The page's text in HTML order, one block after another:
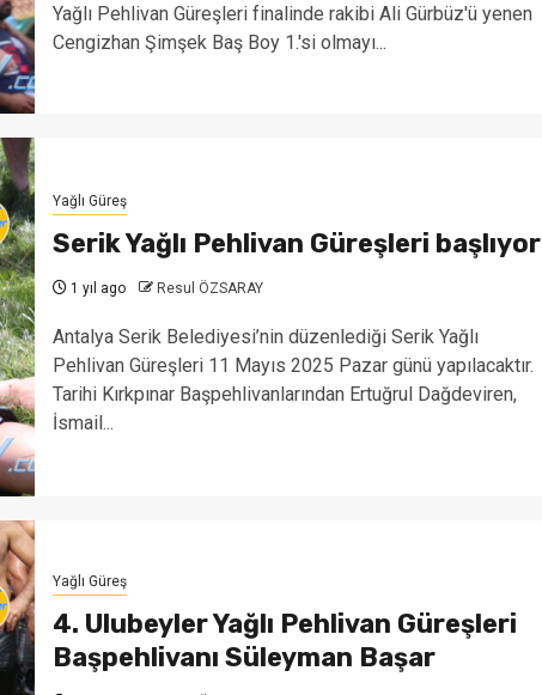
Yağlı Pehlivan Güreşleri finalinde rakibi Ali Gürbüz'ü yenen
Cengizhan Şimşek Baş Boy 1.'si olmayı...
Yağlı Güreş
Serik Yağlı Pehlivan Güreşleri başlıyor
1 yıl ago Resul ÖZSARAY
Antalya Serik Belediyesi’nin düzenlediği Serik Yağlı
Pehlivan Güreşleri 11 Mayıs 2025 Pazar günü yapılacaktır.
Tarihi Kırkpınar Başpehlivanlarından Ertuğrul Dağdeviren,
İsmail...
Yağlı Güreş
4. Ulubeyler Yağlı Pehlivan Güreşleri
Başpehlivanı Süleyman Başar